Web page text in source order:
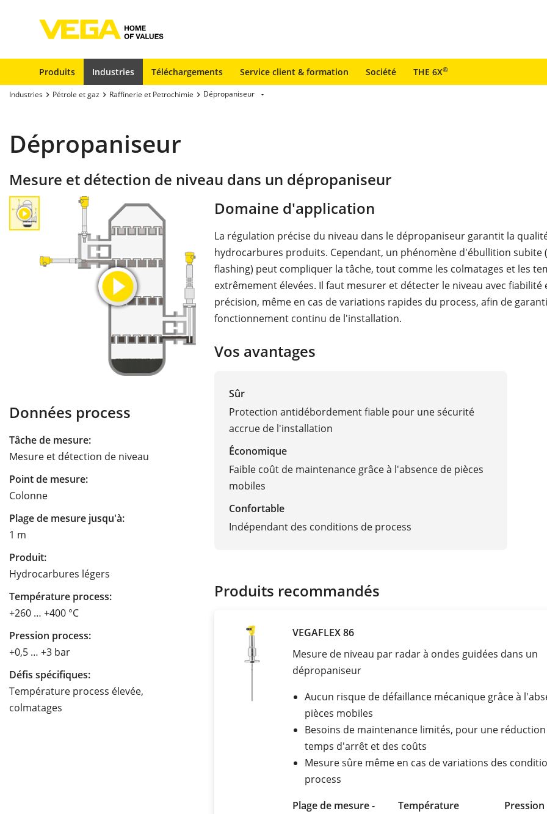
Produits Industries Téléchargements Service client & formation Société THE 6X®
Industries Pétrole et gaz Raffinerie et Petrochimie Dépropaniseur
Dépropaniseur
Mesure et détection de niveau dans un dépropaniseur
Données process
Tâche de mesure:
Mesure et détection de niveau
Point de mesure:
Colonne
Plage de mesure jusqu'à:
1 m
Produit:
Hydrocarbures légers
Température process:
+260 … +400 °C
Pression process:
+0,5 … +3 bar
Défis spécifiques:
Température process élevée,
colmatages
Domaine d'application
La régulation précise du niveau dans le dépropaniseur garantit la
hydrocarbures produits. Cependant, un phénomène d'ébullition subite
flashing) peut compliquer la tâche, tout comme les colmatages et les
extrêmement élevées. Il faut mesurer et détecter le niveau avec fiabilité
précision, même en cas de variations rapides du process, afin de
fonctionnement continu de l'installation.
Vos avantages
Sûr
Protection antidébordement fiable pour une sécurité
accrue de l'installation
Économique
Faible coût de maintenance grâce à l'absence de pièces
mobiles
Confortable
Indépendant des conditions de process
Produits recommandés
VEGAFLEX 86
Mesure de niveau par radar à ondes guidées dans un
dépropaniseur
Aucun risque de défaillance mécanique grâce à
pièces mobiles
Besoins de maintenance limités, pour une réduction
temps d'arrêt et des coûts
Mesure sûre même en cas de variations des
process
Plage de mesure -
Température